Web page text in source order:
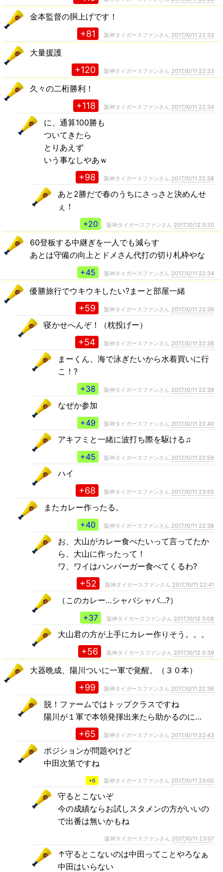
金本監督の胴上げです！
+81 阪神タイガースファンさん 2017,10/11 22:33
大量援護
+120 阪神タイガースファンさん 2017,10/11 22:33
久々の二桁勝利！
+118 阪神タイガースファンさん 2017,10/11 22:34
に、通算100勝も
ついてきたら
とりあえず
いう事なしやあｗ
+98 阪神タイガースファンさん 2017,10/11 22:38
あと2勝だで春のうちにさっさと決めんせ
ぇ！
+20
阪神タイガースファンさん 2017,10/12 0:20
60登板する中継ぎを一人でも減らす
あとは守備の向上とドメさん代打の切り札枠やな
+45
阪神タイガースファンさん 2017,10/11 22:34
優勝旅行でウキウキしたい?まーと部屋一緒
+59 阪神タイガースファンさん 2017,10/11 22:36
寝かせへんぞ！（枕投げー）
+54 阪神タイガースファンさん 2017,10/11 22:38
まーくん、海で泳ぎたいから水着買いに行
こ！?
+38
阪神タイガースファンさん 2017,10/11 22:39
なぜか参加
+49
阪神タイガースファンさん 2017,10/11 22:40
アキフミと一緒に波打ち際を駆ける♫
+45
阪神タイガースファンさん 2017,10/11 22:59
ハイ
+68 阪神タイガースファンさん 2017,10/11 23:55
またカレー作ったる。
+40
阪神タイガースファンさん 2017,10/11 22:38
お、大山がカレー食べたいって言ってたか
ら、大山に作ったって！
ワ、ワイはハンバーガー食べてくるわ?
+52 阪神タイガースファンさん 2017,10/11 22:41
（このカレー…シャバシャバ…?）
+37
阪神タイガースファンさん 2017,10/12 0:08
大山君の方が上手にカレー作りそう。。。
+56 阪神タイガースファンさん 2017,10/12 0:39
大器晩成、陽川ついに一軍で覚醒。（３０本）
+99 阪神タイガースファンさん 2017,10/11 22:36
脱！ファームではトップクラスですね
陽川が１軍で本領発揮出来たら助かるのに…
+65 阪神タイガースファンさん 2017,10/11 22:43
ポジションが問題やけど
中田次第ですね
+6 阪神タイガースファンさん 2017,10/11 23:00
守るとこないぞ
今の成績ならお試しスタメンの方がいいの
で出番は無いかもね
阪神タイガースファンさん 2017,10/11 23:07
↑守るとこないのは中田ってことやろなぁ
中田はいらない